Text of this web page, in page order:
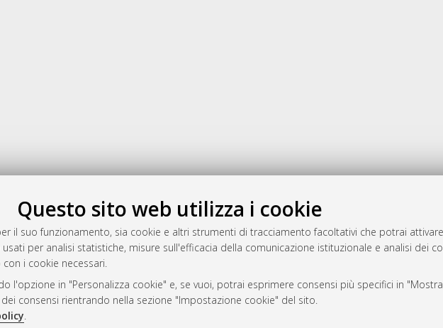
Questo sito web utilizza i cookie
il suo funzionamento, sia cookie e altri strumenti di tracciamento facoltativi che potrai
per analisi statistiche, misure sull'efficacia della comunicazione istituzionale e analisi dei
i cookie necessari.
l'opzione in "Personalizza cookie" e, se vuoi, potrai esprimere consensi più specifici in
consensi rientrando nella sezione "Impostazione cookie" del sito.
.
Gestione del documento:
e gestito da
Cookie
sulla privacy
d’uso del sito